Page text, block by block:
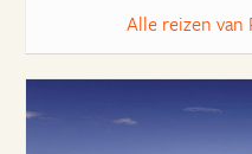
Alle reizen van